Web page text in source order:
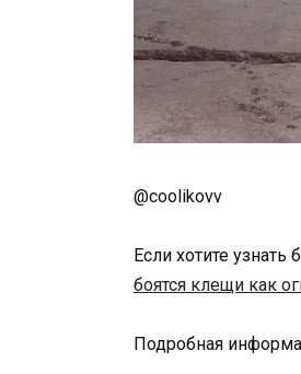
@coolikovv
Если хотите узнать
боятся клещи как
Подробная